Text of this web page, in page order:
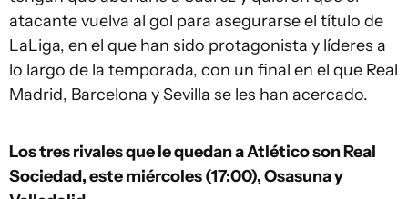
atacante vuelva al gol para asegurarse el título de
LaLiga, en el que han sido protagonista y líderes a
lo largo de la temporada, con un final en el que Real
Madrid, Barcelona y Sevilla se les han acercado.
Los tres rivales que le quedan a Atlético son Real
Sociedad, este miércoles (17:00), Osasuna y